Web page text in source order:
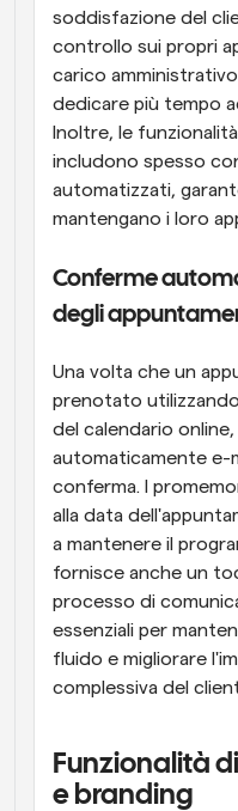
soddisfazione del
controllo sui propri
carico
dedicare più tempo
Inoltre, le
includono spesso
automatizzati,
mantengano i loro
Conferme
degli
Una volta che un
prenotato
del calendario
automaticamente e-
conferma. I
alla data
a mantenere il
fornisce anche un
processo di
essenziali per
fluido e migliorare
complessiva del
Funzionalità
e branding